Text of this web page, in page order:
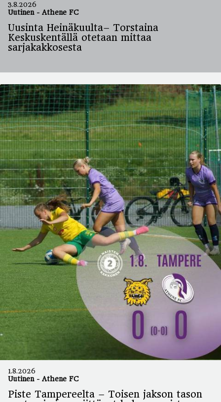
3.8.2026
Uutinen- Athene FC
Uusinta Heinäkuulta– Torstaina
Keskuskentällä otetaan mittaa
sarjakakkosesta
1.8.2026
Uutinen- Athene FC
Piste Tampereelta – Toisen jakson tason